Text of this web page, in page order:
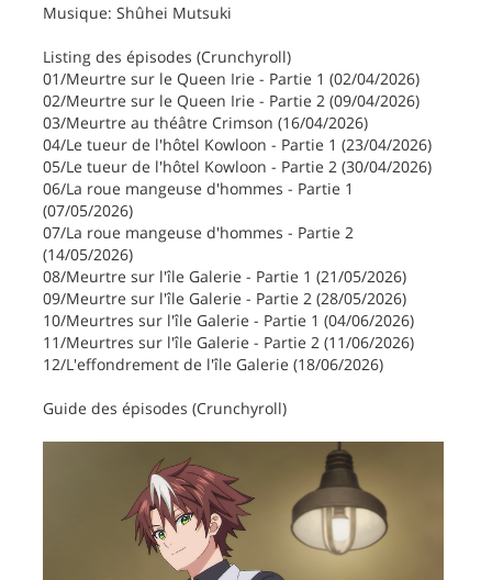
Musique: Shûhei Mutsuki
Listing des épisodes (Crunchyroll)
01/Meurtre sur le Queen Irie - Partie 1 (02/04/2026)
02/Meurtre sur le Queen Irie - Partie 2 (09/04/2026)
03/Meurtre au théâtre Crimson (16/04/2026)
04/Le tueur de l'hôtel Kowloon - Partie 1 (23/04/2026)
05/Le tueur de l'hôtel Kowloon - Partie 2 (30/04/2026)
06/La roue mangeuse d'hommes - Partie 1
(07/05/2026)
07/La roue mangeuse d'hommes - Partie 2
(14/05/2026)
08/Meurtre sur l'île Galerie - Partie 1 (21/05/2026)
09/Meurtre sur l'île Galerie - Partie 2 (28/05/2026)
10/Meurtres sur l'île Galerie - Partie 1 (04/06/2026)
11/Meurtres sur l'île Galerie - Partie 2 (11/06/2026)
12/L'effondrement de l'île Galerie (18/06/2026)
Guide des épisodes (Crunchyroll)